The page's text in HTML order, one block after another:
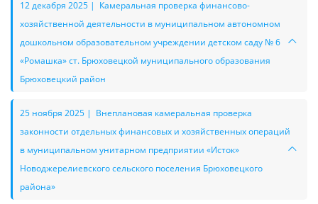
12 декабря 2025 | Камеральная проверка финансово-
хозяйственной деятельности в муниципальном автономном
дошкольном образовательном учреждении детском саду № 6
«Ромашка» ст. Брюховецкой муниципального образования
Брюховецкий район
25 ноября 2025 | Внеплановая камеральная проверка
законности отдельных финансовых и хозяйственных операций
в муниципальном унитарном предприятии «Исток»
Новоджерелиевского сельского поселения Брюховецкого
района»